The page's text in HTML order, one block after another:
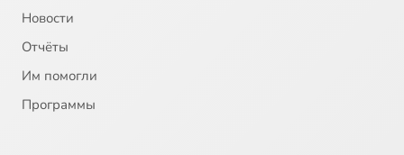
Новости
Отчёты
Им помогли
Программы